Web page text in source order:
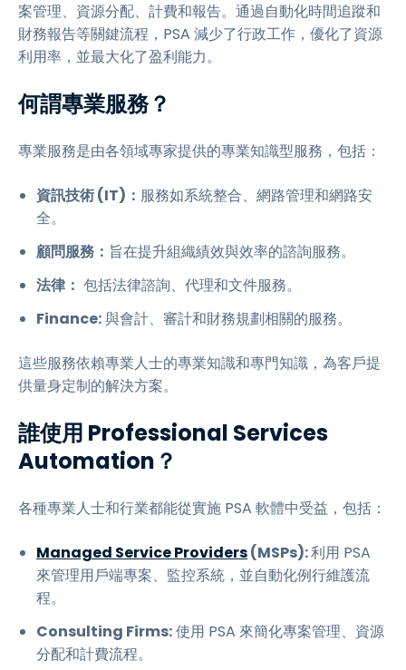
案管理、資源分配、計費和報告。通過自動化時間追蹤和
財務報告等關鍵流程，PSA 減少了行政工作，優化了資源
利用率，並最大化了盈利能力。
何謂專業服務？
專業服務是由各領域專家提供的專業知識型服務，包括：
資訊技術 (IT)： 服務如系統整合、網路管理和網路安
全。
顧問服務： 旨在提升組織績效與效率的諮詢服務。
法律： 包括法律諮詢、代理和文件服務。
Finance:與會計、審計和財務規劃相關的服務。
這些服務依賴專業人士的專業知識和專門知識，為客戶提
供量身定制的解決方案。
誰使用 Professional Services
Automation？
各種專業人士和行業都能從實施 PSA 軟體中受益，包括：
Managed Service Providers(MSPs):利用 PSA
來管理用戶端專案、監控系統，並自動化例行維護流
程。
Consulting Firms:使用 PSA 來簡化專案管理、資源
分配和計費流程。